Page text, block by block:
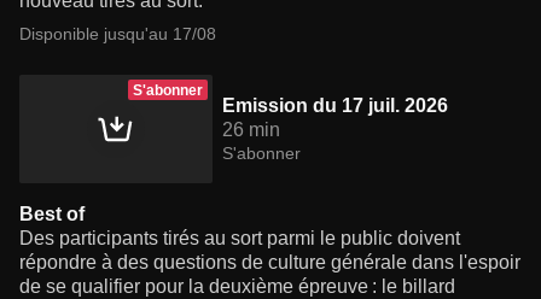
Disponible jusqu'au 17/08
S'abonner
Emission du 17 juil. 2026
26 min
S'abonner
Best of
Des participants tirés au sort parmi le public doivent
répondre à des questions de culture générale dans l'espoir
de se qualifier pour la deuxième épreuve : le billard